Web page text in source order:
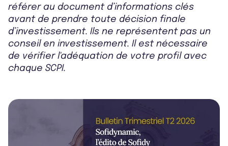
référer au document d’informations clés
avant de prendre toute décision finale
d’investissement. Ils ne représentent pas un
conseil en investissement. Il est nécessaire
de vérifier l'adéquation de votre profil avec
chaque SCPI.